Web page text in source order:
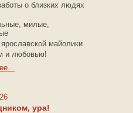
о близких людях
милые,
ярославской майолики
и любовью!
ура!